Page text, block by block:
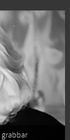
grabbar